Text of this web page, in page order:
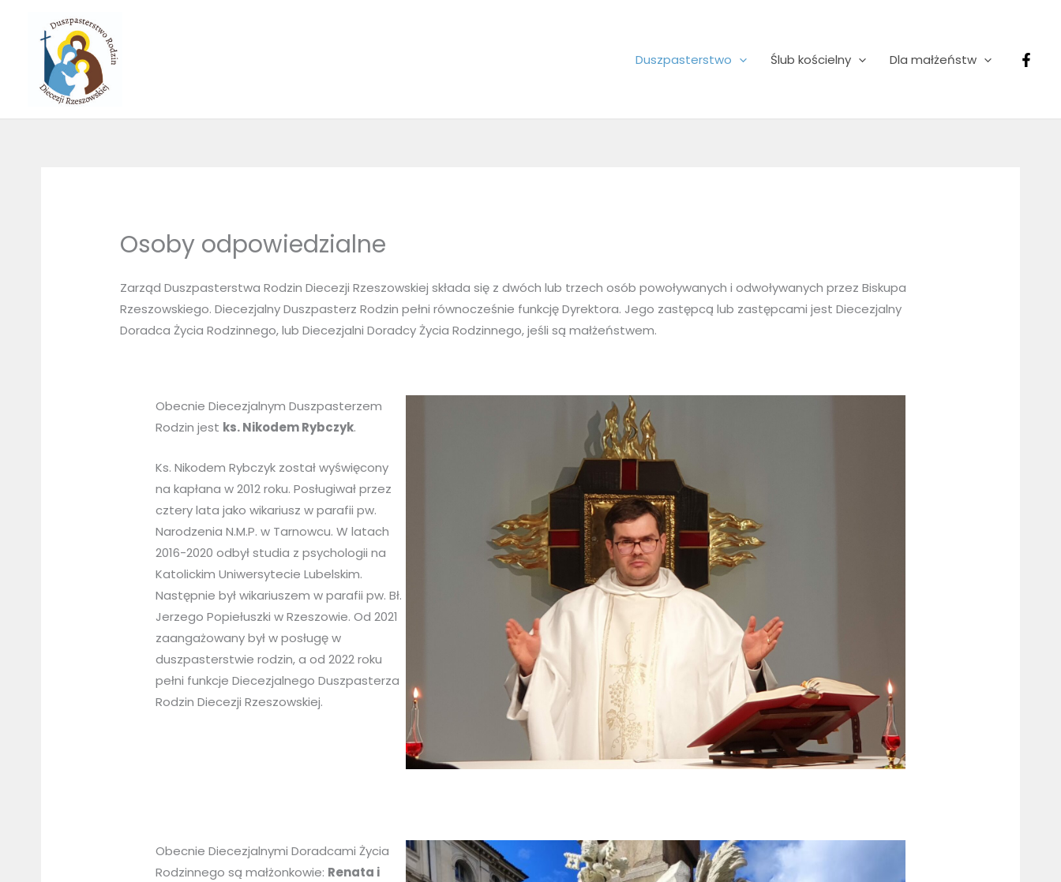
content
Duszpasterstwo Ślub kościelny Dla małżeństw
Osoby odpowiedzialne
Zarząd Duszpasterstwa Rodzin Diecezji Rzeszowskiej składa się z dwóch lub trzech osób powoływanych i odwoływanych przez Biskupa
Rzeszowskiego. Diecezjalny Duszpasterz Rodzin pełni równocześnie funkcję Dyrektora. Jego zastępcą lub zastępcami jest Diecezjalny
Doradca Życia Rodzinnego, lub Diecezjalni Doradcy Życia Rodzinnego, jeśli są małżeństwem.
Obecnie Diecezjalnym Duszpasterzem
Rodzin jest ks. Nikodem Rybczyk.
Ks. Nikodem Rybczyk został wyświęcony
na kapłana w 2012 roku. Posługiwał przez
cztery lata jako wikariusz w parafii pw.
Narodzenia N.M.P. w Tarnowcu. W latach
2016-2020 odbył studia z psychologii na
Katolickim Uniwersytecie Lubelskim.
Następnie był wikariuszem w parafii pw. Bł.
Jerzego Popiełuszki w Rzeszowie. Od 2021
zaangażowany był w posługę w
duszpasterstwie rodzin, a od 2022 roku
pełni funkcje Diecezjalnego Duszpasterza
Rodzin Diecezji Rzeszowskiej.
Obecnie Diecezjalnymi Doradcami Życia
Rodzinnego są małżonkowie: Renata i